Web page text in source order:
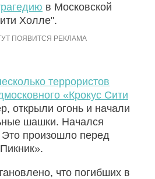
в Московской
Холле".
террористов
«Крокус Сити
открыли огонь и начали
шашки. Начался
произошло перед
что погибших в